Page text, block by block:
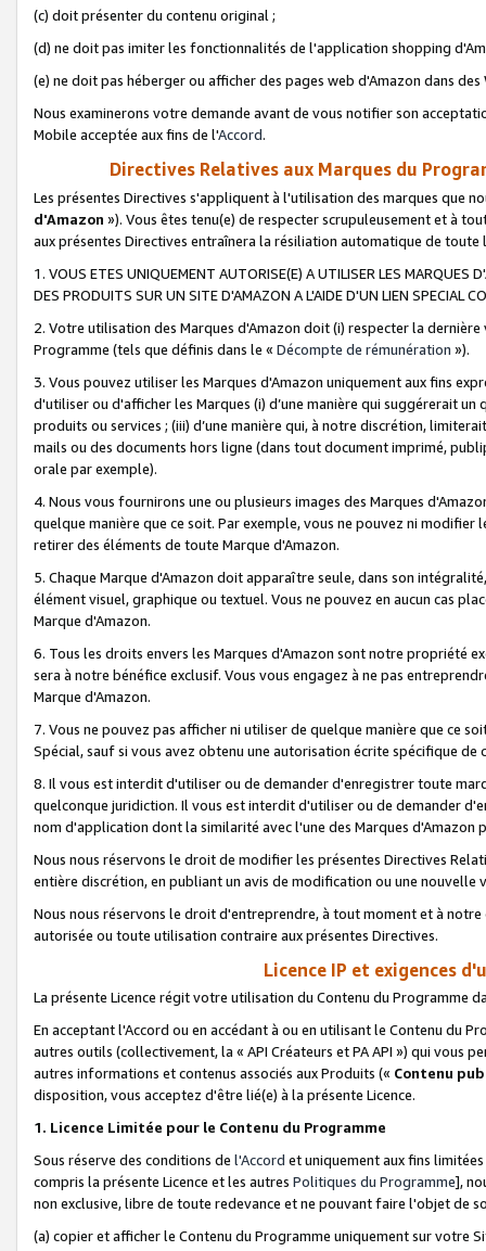
(c) doit présenter du contenu original ;
(d) ne doit pas imiter les fonctionnalités de l'application shopping
(e) ne doit pas héberger ou afficher des pages web d'Amazon dans
Nous examinerons votre demande avant de vous notifier son
Mobile acceptée aux fins de l'Accord.
Directives Relatives aux Marques du
Les présentes Directives s'appliquent à l'utilisation des marques que
d'Amazon »). Vous êtes tenu(e) de respecter scrupuleusement et à
aux présentes Directives entraînera la résiliation automatique de
1. VOUS ETES UNIQUEMENT AUTORISE(E) A UTILISER LES MARQUES
DES PRODUITS SUR UN SITE D'AMAZON A L'AIDE D'UN LIEN SPECIAL
2. Votre utilisation des Marques d'Amazon doit (i) respecter la
Programme (tels que définis dans le « Décompte de rémunération »).
3. Vous pouvez utiliser les Marques d'Amazon uniquement aux fins
d'utiliser ou d'afficher les Marques (i) d’une manière qui suggérerait
produits ou services ; (iii) d’une manière qui, à notre discrétion,
mails ou des documents hors ligne (dans tout document imprimé,
orale par exemple).
4. Nous vous fournirons une ou plusieurs images des Marques
quelque manière que ce soit. Par exemple, vous ne pouvez ni
retirer des éléments de toute Marque d'Amazon.
5. Chaque Marque d'Amazon doit apparaître seule, dans son
élément visuel, graphique ou textuel. Vous ne pouvez en aucun cas
Marque d'Amazon.
6. Tous les droits envers les Marques d'Amazon sont notre propriété
sera à notre bénéfice exclusif. Vous vous engagez à ne pas
Marque d'Amazon.
7. Vous ne pouvez pas afficher ni utiliser de quelque manière que ce
Spécial, sauf si vous avez obtenu une autorisation écrite spécifique de
8. Il vous est interdit d'utiliser ou de demander d'enregistrer toute
quelconque juridiction. Il vous est interdit d'utiliser ou de demander
nom d'application dont la similarité avec l'une des Marques
Nous nous réservons le droit de modifier les présentes Directives
entière discrétion, en publiant un avis de modification ou une nouvelle
Nous nous réservons le droit d'entreprendre, à tout moment et à
autorisée ou toute utilisation contraire aux présentes Directives.
Licence IP et exigences
La présente Licence régit votre utilisation du Contenu du Programme
En acceptant l'Accord ou en accédant à ou en utilisant le Contenu du
autres outils (collectivement, la « API Créateurs et PA API ») qui vous
autres informations et contenus associés aux Produits (« Contenu
disposition, vous acceptez d'être lié(e) à la présente Licence.
1. Licence Limitée pour le Contenu du Programme
Sous réserve des conditions de l'Accord et uniquement aux fins
compris la présente Licence et les autres Politiques du Programme],
non exclusive, libre de toute redevance et ne pouvant faire l'objet de
(a) copier et afficher le Contenu du Programme uniquement sur votre